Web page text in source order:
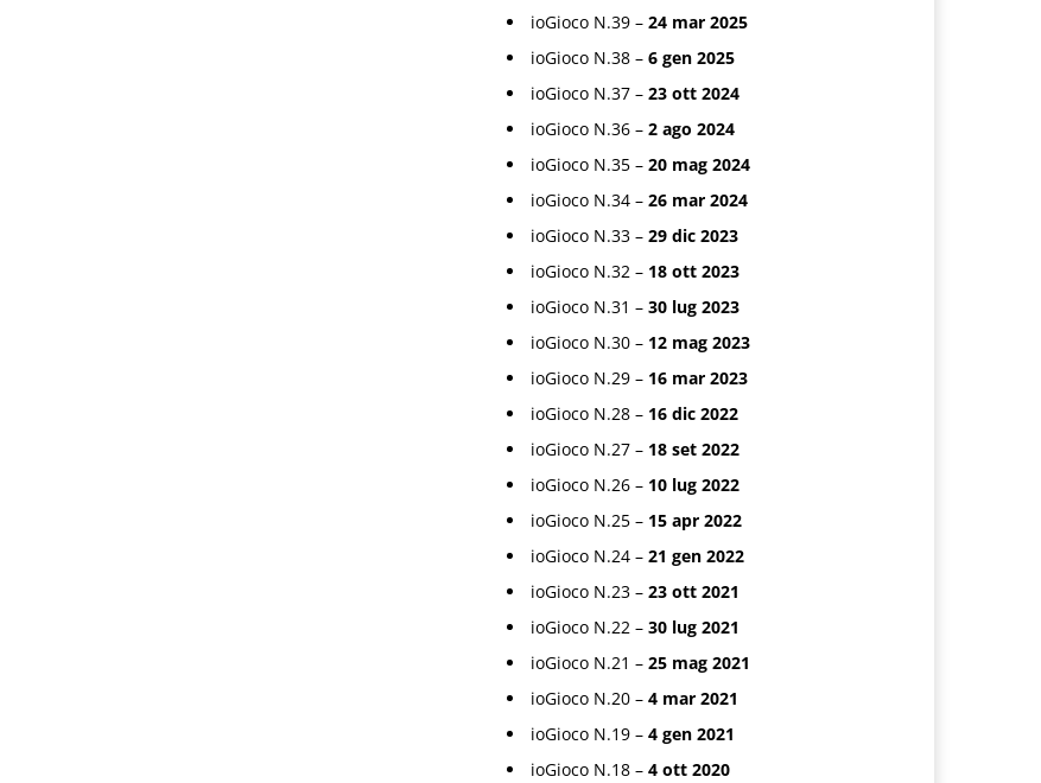
ioGioco N.39 – 24 mar 2025
ioGioco N.38 – 6 gen 2025
ioGioco N.37 – 23 ott 2024
ioGioco N.36 – 2 ago 2024
ioGioco N.35 – 20 mag 2024
ioGioco N.34 – 26 mar 2024
ioGioco N.33 – 29 dic 2023
ioGioco N.32 – 18 ott 2023
ioGioco N.31 – 30 lug 2023
ioGioco N.30 – 12 mag 2023
ioGioco N.29 – 16 mar 2023
ioGioco N.28 – 16 dic 2022
ioGioco N.27 – 18 set 2022
ioGioco N.26 – 10 lug 2022
ioGioco N.25 – 15 apr 2022
ioGioco N.24 – 21 gen 2022
ioGioco N.23 – 23 ott 2021
ioGioco N.22 – 30 lug 2021
ioGioco N.21 – 25 mag 2021
ioGioco N.20 – 4 mar 2021
ioGioco N.19 – 4 gen 2021
ioGioco N.18 – 4 ott 2020